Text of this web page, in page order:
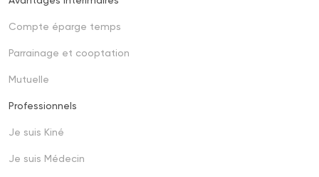
Compte éparge temps
Parrainage et cooptation
Mutuelle
Footer
second
Professionnels
Je suis Kiné
Je suis Médecin